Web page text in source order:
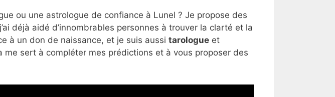
ou une astrologue de confiance à Lunel ? Je propose des
déjà aidé d’innombrables personnes à trouver la clarté et la
à un don de naissance, et je suis aussi tarologue et
sert à compléter mes prédictions et à vous proposer des